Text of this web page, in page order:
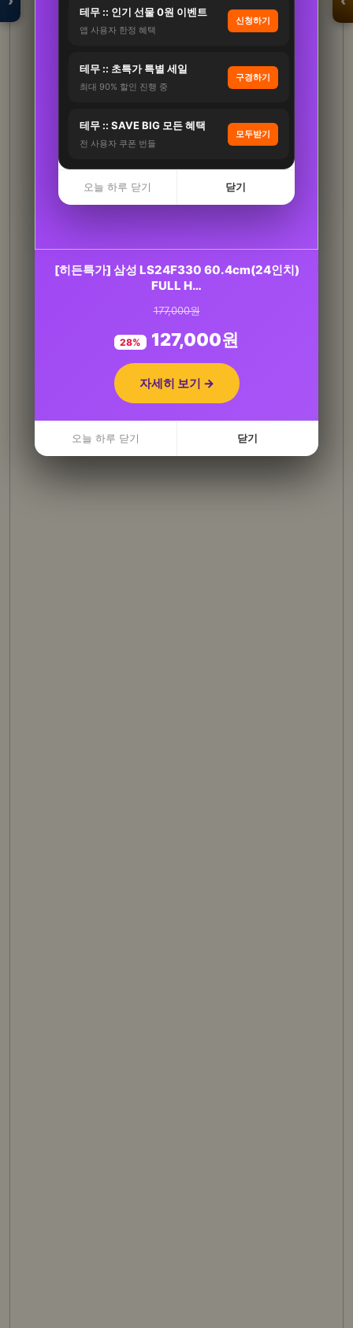
테무 :: 인기 선물 0원 이벤트
앱 사용자 한정 혜택
신청하기
테무 :: 초특가 특별 세일
최대 90% 할인 진행 중
구경하기
테무 :: SAVE BIG 모든 혜택
전 사용자 쿠폰 번들
모두받기
오늘 하루 닫기 닫기
트러스티푸드 동결건조 야채간식 채소믹스 50g
강아지 저지방 저칼로리…
21,500원
21% 17,000원
자세히 보기 →
오늘 하루 닫기 닫기
[히든특가] 삼성 LS24F330 60.4cm(24인치)
FULL H…
177,000원
28% 127,000원
자세히 보기 →
오늘 하루 닫기 닫기